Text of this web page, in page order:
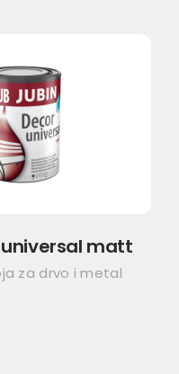
universal matt
za drvo i metal